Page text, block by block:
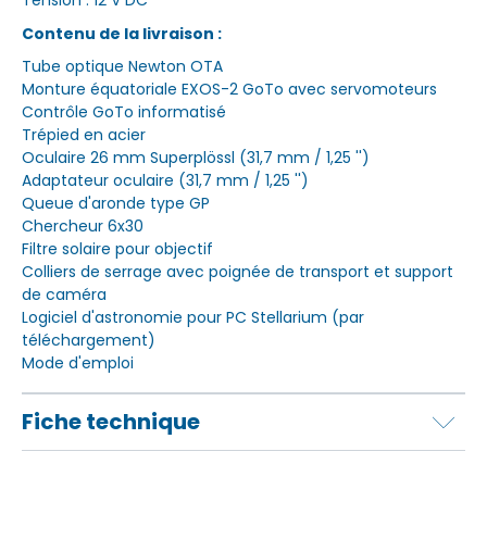
Contenu de la livraison :
Tube optique Newton OTA
Monture équatoriale EXOS-2 GoTo avec servomoteurs
Contrôle GoTo informatisé
Trépied en acier
Oculaire 26 mm Superplössl (31,7 mm / 1,25 '')
Adaptateur oculaire (31,7 mm / 1,25 '')
Queue d'aronde type GP
Chercheur 6x30
Filtre solaire pour objectif
Colliers de serrage avec poignée de transport et support
de caméra
Logiciel d'astronomie pour PC Stellarium (par
téléchargement)
Mode d'emploi
Fiche technique